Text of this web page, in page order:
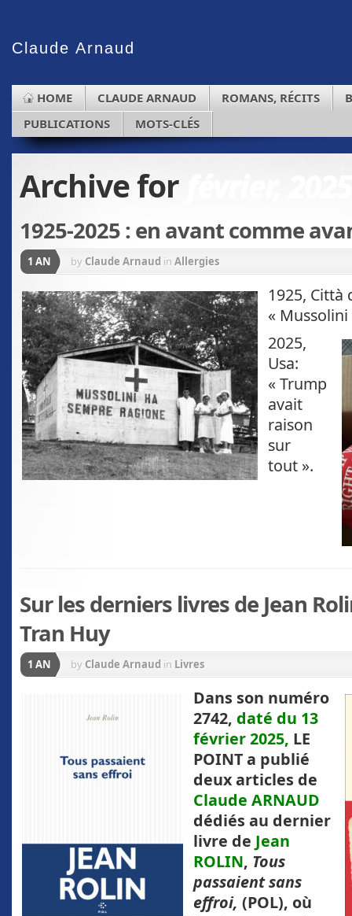
Claude Arnaud
HOME CLAUDE ARNAUD ROMANS, RÉCITS
PUBLICATIONS
MOTS-CLÉS
Archive for
1925-2025 : en avant comme
1 AN by Claude Arnaud in Allergies
1925, Città
«
2025,
Usa:
« Trump
avait
raison
sur
tout ».
Sur les derniers livres de Jean
Tran Huy
1 AN by Claude Arnaud in Livres
Dans son numéro
2742, daté du 13
février 2025, LE
POINT a publié
deux articles de
Claude ARNAUD
dédiés au dernier
livre de Jean
ROLIN, Tous
passaient sans
effroi, (POL), où